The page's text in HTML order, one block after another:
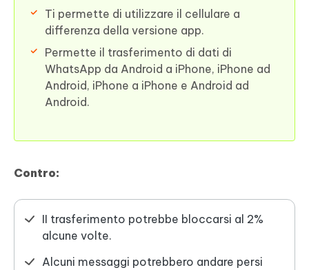
Ti permette di utilizzare il cellulare a
differenza della versione app.
Permette il trasferimento di dati di
WhatsApp da Android a iPhone, iPhone ad
Android, iPhone a iPhone e Android ad
Android.
Contro:
II trasferimento potrebbe bloccarsi al 2%
alcune volte.
Alcuni messaggi potrebbero andare persi